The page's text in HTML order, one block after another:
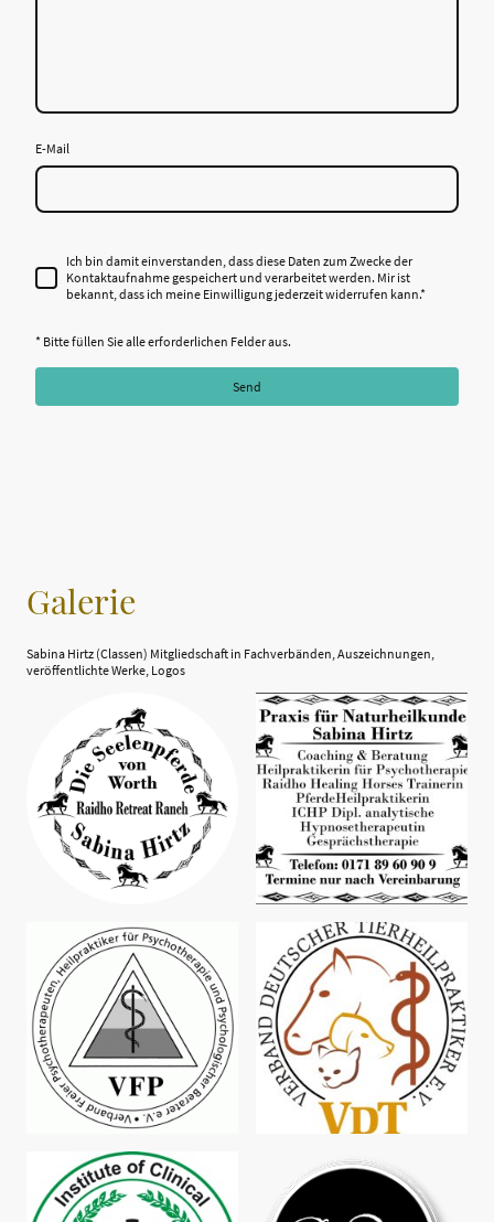
E-Mail
Ich bin damit einverstanden, dass diese Daten zum Zwecke der
Kontaktaufnahme gespeichert und verarbeitet werden. Mir ist
bekannt, dass ich meine Einwilligung jederzeit widerrufen kann.*
* Bitte füllen Sie alle erforderlichen Felder aus.
Send
Galerie
Sabina Hirtz (Classen) Mitgliedschaft in Fachverbänden, Auszeichnungen,
veröffentlichte Werke, Logos